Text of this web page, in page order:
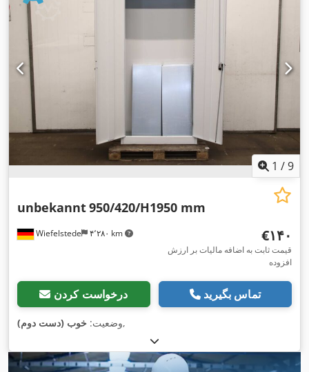
1 /9
Wiefelstede ۴٬۲۸۰ km
unbekannt950/420/H1950 mm
‎€۱۴۰
قیمت ثابت به اضافه مالیات بر ارزش
افزوده
درخواست کردن تماس بگیرید
وضعیت: خوب (دست دوم) ,